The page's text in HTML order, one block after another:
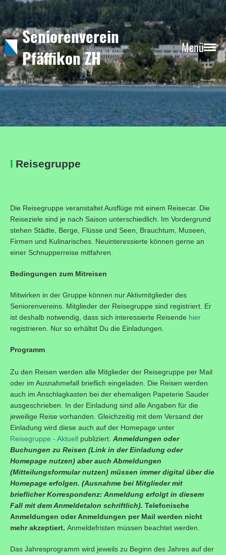
Menü
Seniorenverein
Pfäffikon ZH
l Reisegruppe
Die Reisegruppe veranstaltet Ausflüge mit einem Reisecar. Die
Reiseziele sind je nach Saison unterschiedlich. Im Vordergrund
stehen Städte, Berge, Flüsse und Seen, Brauchtum, Museen,
Firmen und Kulinarisches. Neuinteressierte können gerne an
einer Schnupperreise mitfahren.
Bedingungen zum Mitreisen
Mitwirken in der Gruppe können nur Aktivmitglieder des
Seniorenvereins. Mitglieder der Reisegruppe sind registriert. Er
ist deshalb notwendig, dass sich interessierte Reisende hier
registrieren. Nur so erhältst Du die Einladungen.
Programm
Zu den Reisen werden alle Mitglieder der Reisegruppe per Mail
oder im Ausnahmefall brieflich eingeladen. Die Reisen werden
auch im Anschlagkasten bei der ehemaligen Papeterie Sauder
ausgeschrieben. In der Einladung sind alle Angaben für die
jeweilige Reise vorhanden. Gleichzeitig mit dem Versand der
Einladung wird diese auch auf der Homepage unter
Reisegruppe - Aktuell publiziert. Anmeldungen oder
Buchungen zu Reisen (Link in der Einladung oder
Homepage nutzen) aber auch Abmeldungen
(Mitteilungsformular nutzen) müssen immer digital über die
Homepage erfolgen. (Ausnahme bei Mitglieder mit
brieflicher Korrespondenz: Anmeldung erfolgt in diesem
Fall mit dem Anmeldetalon schriftlich). Telefonische
Anmeldungen oder Anmeldungen per Mail werden nicht
mehr akzeptiert. Anmeldefristen müssen beachtet werden.
Das Jahresprogramm wird jeweils zu Beginn des Jahres auf der